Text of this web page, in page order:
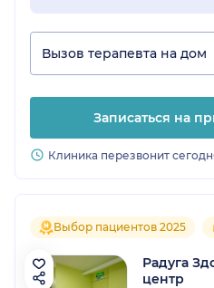
Вызов терапевта на дом
Записаться на
Клиника перезвонит
Выбор пациентов 2025
Радуга
центр